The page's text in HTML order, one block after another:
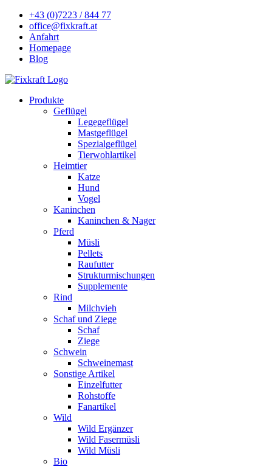
+43 (0)7223 / 844 77
office@fixkraft.at
Anfahrt
Homepage
Blog
Produkte
Geflügel
Legegeflügel
Mastgeflügel
Spezialgeflügel
Tierwohlartikel
Heimtier
Katze
Hund
Vogel
Kaninchen
Kaninchen & Nager
Pferd
Müsli
Pellets
Raufutter
Strukturmischungen
Supplemente
Rind
Milchvieh
Schaf und Ziege
Schaf
Ziege
Schwein
Schweinemast
Sonstige Artikel
Einzelfutter
Rohstoffe
Fanartikel
Wild
Wild Ergänzer
Wild Fasermüsli
Wild Müsli
Bio